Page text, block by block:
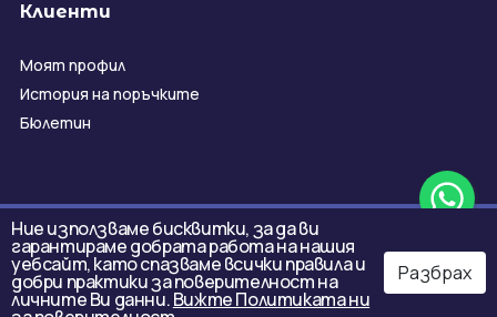
Ние използваме бисквитки, за да ви
гарантираме добрата работа на нашия
уебсайт, като спазваме всички правила и
добри практики за поверителност на
личните Ви данни.Вижте Политиката ни
Разбрах
Клиенти
Моят профил
История на поръчките
Бюлетин